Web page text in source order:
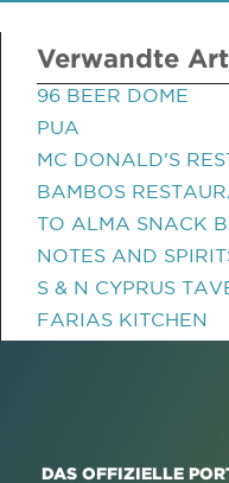
Verwandte
96 BEER DOME
PUA
MC DONALD'S
BAMBOS
TO ALMA SNACK
NOTES AND
S & N CYPRUS
FARIAS KITCHEN
DAS OFFIZIELLE